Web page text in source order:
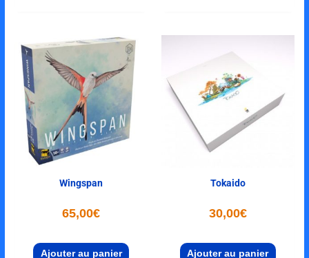
Wingspan
65,00€
Ajouter au panier
Tokaido
30,00€
Ajouter au panier